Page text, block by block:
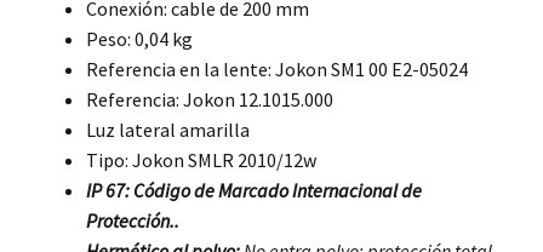
Conexión: cable de 200 mm
Peso: 0,04 kg
Referencia en la lente: Jokon SM1 00 E2-05024
Referencia: Jokon 12.1015.000
Luz lateral amarilla
Tipo: Jokon SMLR 2010/12w
IP 67: Código de Marcado Internacional de
Protección..